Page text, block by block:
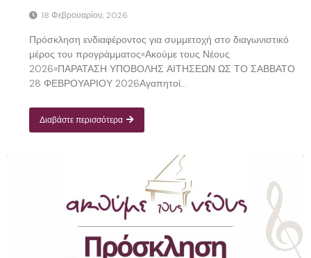
18 Φεβρουαρίου, 2026
Πρόσκληση ενδιαφέροντος για συμμετοχή στο διαγωνιστικό
μέρος του προγράμματος«Ακούμε τους Νέους
2026»ΠΑΡΑΤΑΣΗ ΥΠΟΒΟΛΗΣ ΑΙΤΗΣΕΩΝ ΩΣ ΤΟ ΣΑΒΒΑΤΟ
28 ΦΕΒΡΟΥΑΡΙΟΥ 2026Αγαπητοί...
Διαβάστε περισσότερα